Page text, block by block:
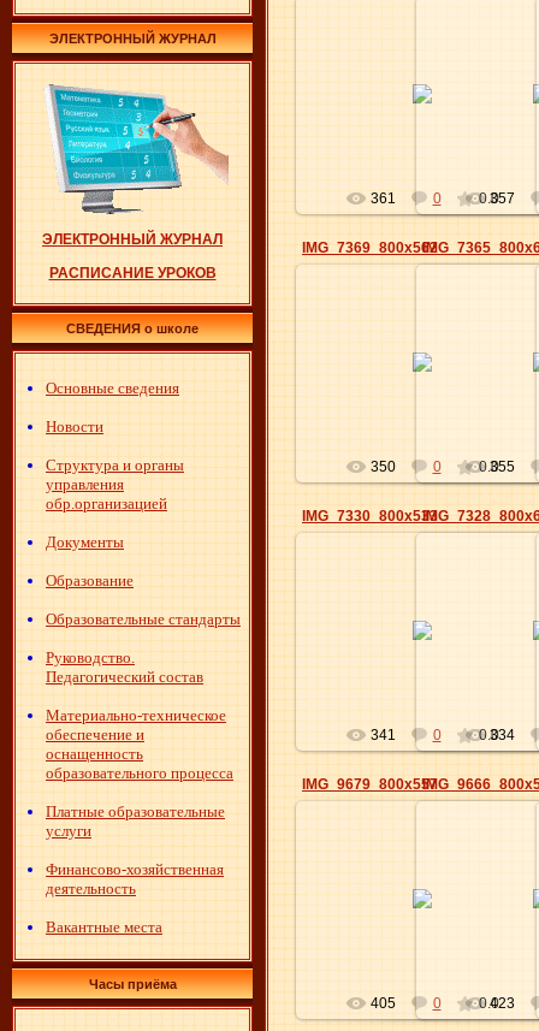
ЭЛЕКТРОННЫЙ ЖУРНАЛ
ЭЛЕКТРОННЫЙ ЖУРНАЛ
РАСПИСАНИЕ УРОКОВ
СВЕДЕНИЯ о школе
Основные сведения
Новости
Структура и органы
управления
обр.организацией
Документы
Образование
Образовательные стандарты
Руководство.
Педагогический состав
Материально-техническое
обеспечение и
оснащенность
образовательного процесса
Платные образовательные
услуги
Финансово-хозяйственная
деятельность
Вакантные места
Часы приёма
361 0 0.0357
IMG_7369_800x562
350 0 0.0355
IMG_7330_800x533
341 0 0.0334
IMG_9679_800x557
405 0 0.0423